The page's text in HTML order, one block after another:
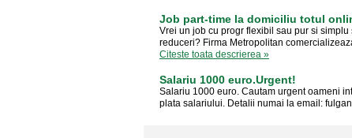
Job part-time la domiciliu totul
Vrei un job cu progr flexibil sau pur si
reduceri? Firma Metropolitan
Citeste toata descrierea »
Salariu 1000 euro.Urgent!
Salariu 1000 euro. Cautam urgent oameni
plata salariului. Detalii numai la email: